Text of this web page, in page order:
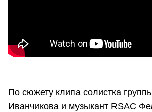
По сюжету клипа солистка
Иванчикова и музыкант RSAC